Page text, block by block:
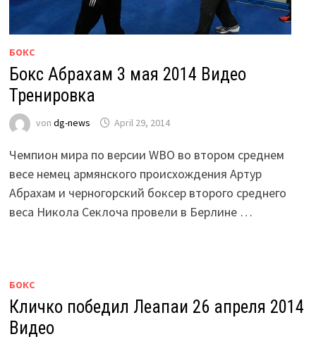
БОКС
Бокс Абрахам 3 мая 2014 Видео
Тренировка
von dg-news April 29, 2014
Чемпион мира по версии WBO во втором среднем
весе немец армянского происхождения Артур
Абрахам и черногорский боксер второго среднего
веса Никола Секлоча провели в Берлине …
БОКС
Кличко победил Леапаи 26 апреля 2014
Видео